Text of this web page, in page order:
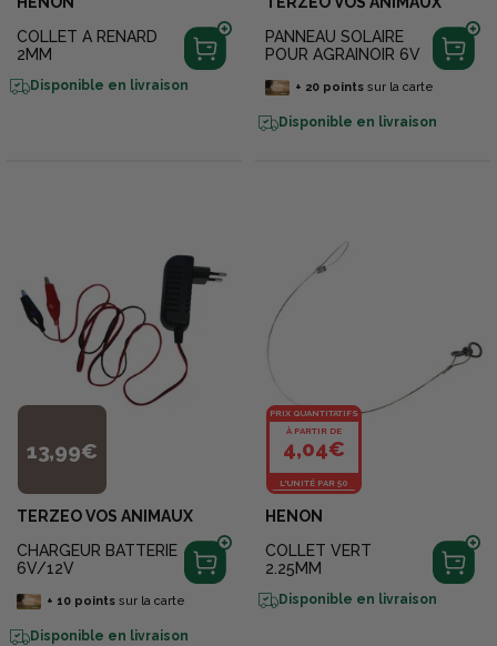
COLLET A RENARD
2MM
Disponible en livraison
PANNEAU SOLAIRE
POUR AGRAINOIR 6V
+ 20pointssur la carte
Disponible en livraison
13,99€
TERZEO VOS ANIMAUX
CHARGEUR BATTERIE
6V/12V
+ 10pointssur la carte
Disponible en livraison
PRIX QUANTITATIFS
À PARTIR DE
4,04€
L'UNITÉ PAR 50
HENON
COLLET VERT
2.25MM
Disponible en livraison